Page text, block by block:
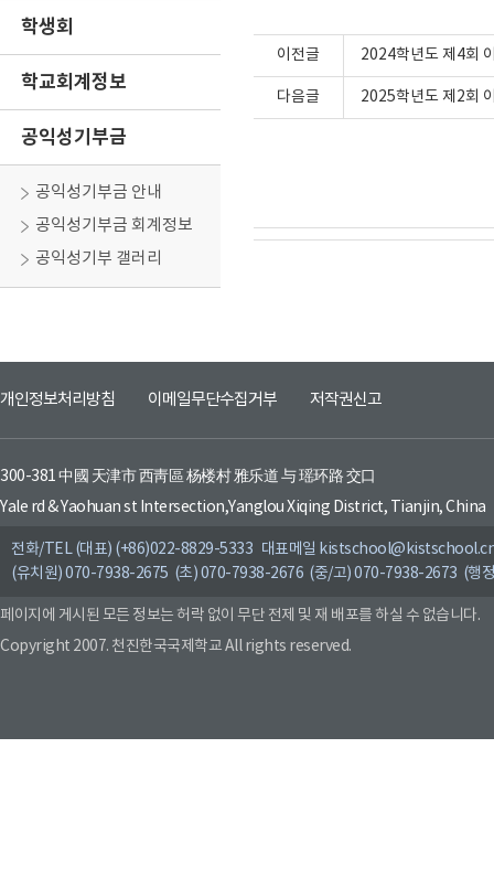
학생회
학교회계정보
공익성기부금
공익성기부금 안내
공익성기부금 회계정보
공익성기부 갤러리
이전글 2024학년도 제4회
다음글 2025학년도 제2회
개인정보처리방침 이메일무단수집거부 저작권신고
300-381 中國 天津市 西靑區 杨楼村 雅乐道 与 瑶环路 交口
Yale rd & Yaohuan st Intersection,Yanglou Xiqing District, Tianjin, China
전화/TEL (대표) (+86)022-8829-5333 대표메일
(유치원) 070-7938-2675 (초) 070-7938-2676 (중/고) 070-7938-2673 (행
페이지에 게시된 모든 정보는 허락 없이 무단 전제 및 재 배포를 하실 수 없습니다.
Copyright 2007. 천진한국국제학교 All rights reserved.